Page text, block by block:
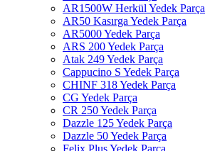
AR1500W Herkül Yedek Parça
AR50 Kasırga Yedek Parça
AR5000 Yedek Parça
ARS 200 Yedek Parça
Atak 249 Yedek Parça
Cappucino S Yedek Parça
CHINF 318 Yedek Parça
CG Yedek Parça
CR 250 Yedek Parça
Dazzle 125 Yedek Parça
Dazzle 50 Yedek Parça
Felix Plus Yedek Parça